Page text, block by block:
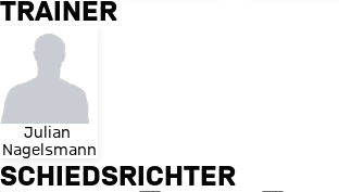
TRAINER
Julian
Nagelsmann
SCHIEDSRICHTER